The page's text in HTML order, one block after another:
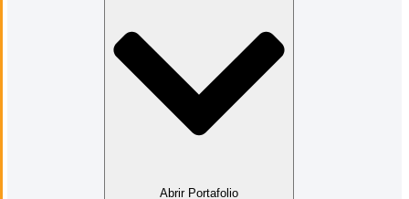
Abrir Portafolio